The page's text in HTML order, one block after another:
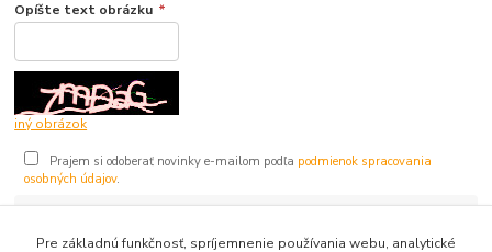
Opíšte text obrázku *
iný obrázok
Prajem si odoberať novinky e-mailom podľa podmienok spracovania
osobných údajov.
Pre základnú funkčnosť, spríjemnenie používania webu, analytické